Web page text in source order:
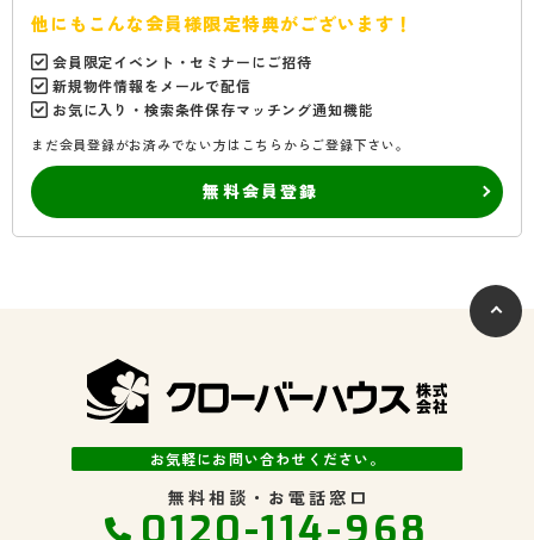
他にもこんな会員様限定特典がございます！
会員限定イベント・セミナーにご招待
新規物件情報をメールで配信
お気に入り・検索条件保存マッチング通知機能
まだ会員登録がお済みでない方はこちらからご登録下さい。
無料会員登録
お気軽にお問い合わせください。
無料相談・お電話窓口